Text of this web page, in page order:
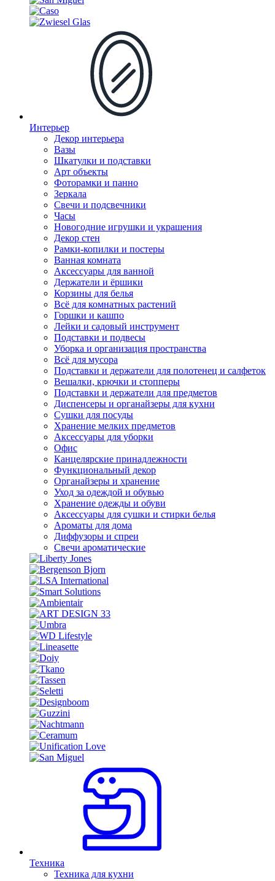
Интерьер
Декор интерьера
Вазы
Шкатулки и подставки
Арт объекты
Фоторамки и панно
Зеркала
Свечи и подсвечники
Часы
Новогодние игрушки и украшения
Декор стен
Рамки-копилки и постеры
Ванная комната
Аксессуары для ванной
Держатели и ёршики
Корзины для белья
Всё для комнатных растений
Горшки и кашпо
Лейки и садовый инструмент
Подставки и подвесы
Уборка и организация пространства
Всё для мусора
Подставки и держатели для полотенец и салфеток
Вешалки, крючки и стопперы
Подставки и держатели для предметов
Диспенсеры и органайзеры для кухни
Сушки для посуды
Хранение мелких предметов
Аксессуары для уборки
Офис
Канцелярские принадлежности
Функциональный декор
Органайзеры и хранение
Уход за одеждой и обувью
Хранение одежды и обуви
Аксессуары для сушки и стирки белья
Ароматы для дома
Диффузоры и спреи
Свечи ароматические
Техника
Техника для кухни